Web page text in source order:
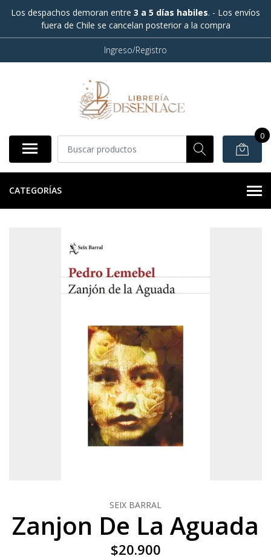
Los despachos demoran entre 3 a 5 días habiles. - Los envíos
fuera de Chile se cancelan posterior a la compra
Ingreso/Registro
0
CATEGORÍAS
SEIX BARRAL
Zanjon De La Aguada
$20.900